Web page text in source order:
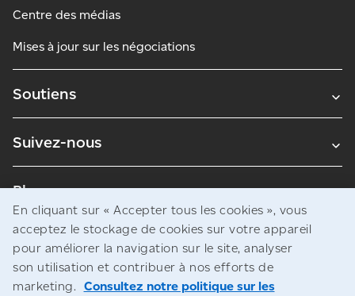
Centre des médias
Mises à jour sur les négociations
Soutiens
Suivez-nous
Blogues
Avis juridiques
En cliquant sur « Accepter tous les cookies », vous
acceptez le stockage de cookies sur votre appareil
pour améliorer la navigation sur le site, analyser
son utilisation et contribuer à nos efforts de
marketing. Consultez notre politique sur les